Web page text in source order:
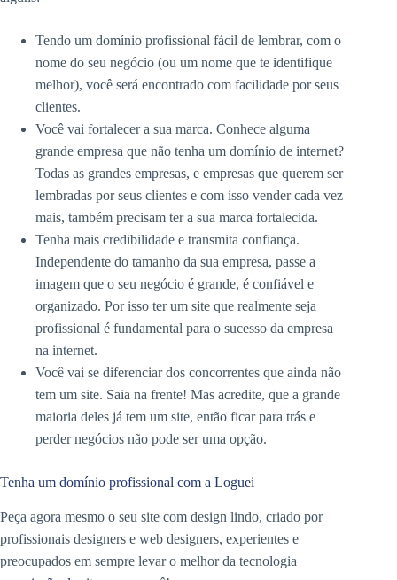
Tendo um domínio profissional fácil de lembrar, com o
nome do seu negócio (ou um nome que te identifique
melhor), você será encontrado com facilidade por seus
clientes.
Você vai fortalecer a sua marca. Conhece alguma
grande empresa que não tenha um domínio de internet?
Todas as grandes empresas, e empresas que querem ser
lembradas por seus clientes e com isso vender cada vez
mais, também precisam ter a sua marca fortalecida.
Tenha mais credibilidade e transmita confiança.
Independente do tamanho da sua empresa, passe a
imagem que o seu negócio é grande, é confiável e
organizado. Por isso ter um site que realmente seja
profissional é fundamental para o sucesso da empresa
na internet.
Você vai se diferenciar dos concorrentes que ainda não
tem um site. Saia na frente! Mas acredite, que a grande
maioria deles já tem um site, então ficar para trás e
perder negócios não pode ser uma opção.
Tenha um domínio profissional com a Loguei
Peça agora mesmo o seu site com design lindo, criado por
profissionais designers e web designers, experientes e
preocupados em sempre levar o melhor da tecnologia